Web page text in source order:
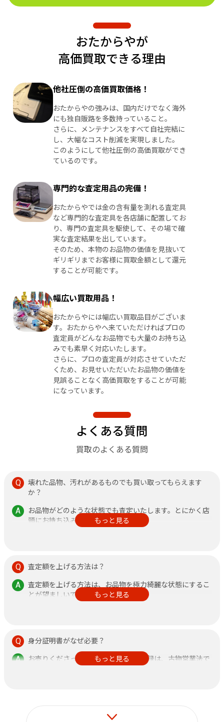
おたからやが
高価買取できる理由
他社圧倒の高価買取価格！
おたからやの強みは、国内だけでなく海外
にも独自販路を多数持っていること。
さらに、メンテナンスをすべて自社完結に
し、大幅なコスト削減を実現しました。
このようにして他社圧倒の高価買取ができ
ているのです。
専門的な査定用品の完備！
おたからやでは金の含有量を測れる査定具
など専門的な査定具を各店舗に配置してお
り、専門の査定具を駆使して、その場で確
実な査定結果を出しています。
そのため、本物のお品物の価値を見抜いて
ギリギリまでお客様に買取金額として還元
することが可能です。
幅広い買取用品！
おたからやには幅広い買取品目がございま
す。おたからやへ来ていただければプロの
査定員がどんなお品物でも大量のお持ち込
みでも素早く対応いたします。
さらに、プロの査定員が対応させていただ
くため、お見せいただいたお品物の価値を
見誤ることなく高価買取をすることが可能
になっています。
よくある質問
買取のよくある質問
壊れた品物、汚れがあるものでも買い取ってもらえます
か？
お品物がどのような状態でも査定いたします。とにかく店
頭にお持ち込みください。
その他、不安なことがありましたら何なりと店頭にお申し
もっと見る
査定額を上げる方法は？
査定額を上げる方法は、お品物を極力綺麗な状態にするこ
とが望ましいです。
また、鑑定書がある方が査定額アップに繋がりますので、
もっと見る
身分証明書がなぜ必要？
お売りくださった方の身分証明書の記録は、古物営業法で
定められておりますのでご了承ください。
もっと見る